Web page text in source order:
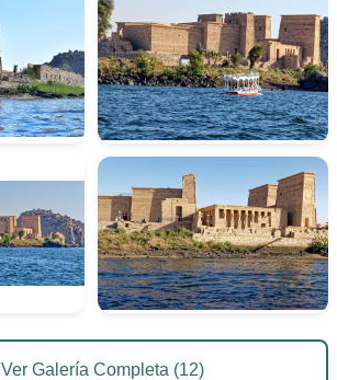
Ver Galería Completa (12)